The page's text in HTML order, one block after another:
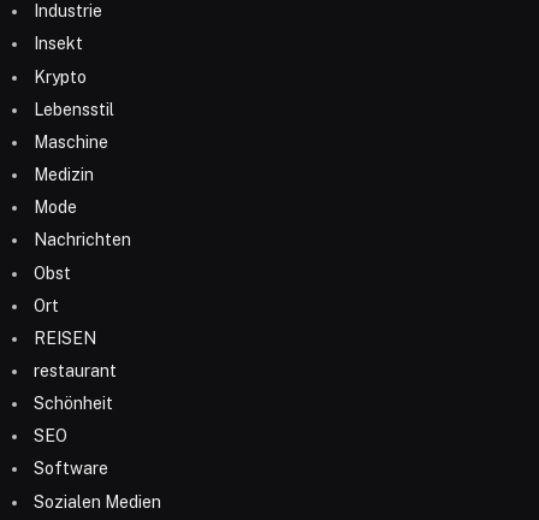
Industrie
Insekt
Krypto
Lebensstil
Maschine
Medizin
Mode
Nachrichten
Obst
Ort
REISEN
restaurant
Schönheit
SEO
Software
Sozialen Medien